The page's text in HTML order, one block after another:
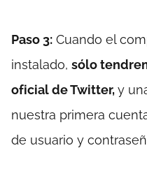
Paso 3: Cuando el
instalado, sólo
oficial de Twitter,y
nuestra primera
de usuario y